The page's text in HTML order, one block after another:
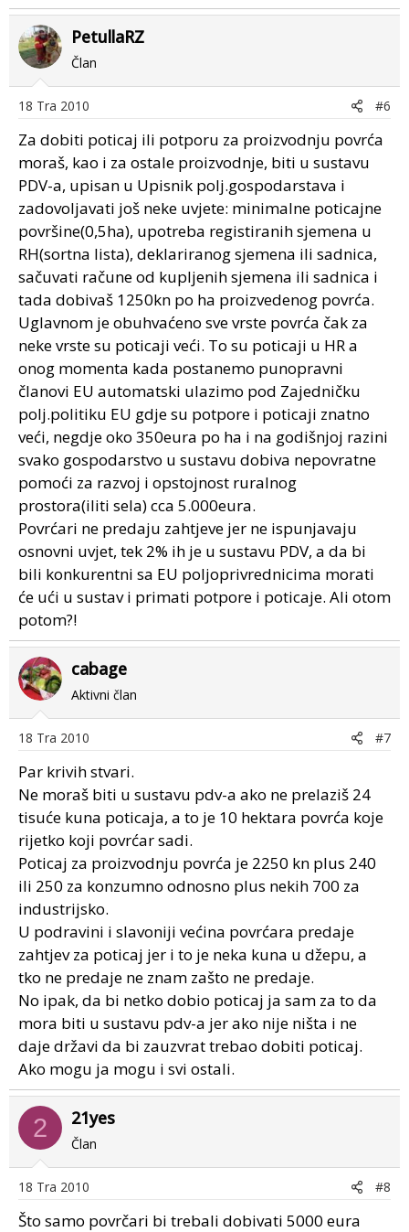
PetullaRZ
Član
18 Tra 2010 #6
Za dobiti poticaj ili potporu za proizvodnju povrća
moraš, kao i za ostale proizvodnje, biti u sustavu
PDV-a, upisan u Upisnik polj.gospodarstava i
zadovoljavati još neke uvjete: minimalne poticajne
površine(0,5ha), upotreba registiranih sjemena u
RH(sortna lista), deklariranog sjemena ili sadnica,
sačuvati račune od kupljenih sjemena ili sadnica i
tada dobivaš 1250kn po ha proizvedenog povrća.
Uglavnom je obuhvaćeno sve vrste povrća čak za
neke vrste su poticaji veći. To su poticaji u HR a
onog momenta kada postanemo punopravni
članovi EU automatski ulazimo pod Zajedničku
polj.politiku EU gdje su potpore i poticaji znatno
veći, negdje oko 350eura po ha i na godišnjoj razini
svako gospodarstvo u sustavu dobiva nepovratne
pomoći za razvoj i opstojnost ruralnog
prostora(iliti sela) cca 5.000eura.
Povrćari ne predaju zahtjeve jer ne ispunjavaju
osnovni uvjet, tek 2% ih je u sustavu PDV, a da bi
bili konkurentni sa EU poljoprivrednicima morati
će ući u sustav i primati potpore i poticaje. Ali otom
potom?!
cabage
Aktivni član
18 Tra 2010 #7
Par krivih stvari.
Ne moraš biti u sustavu pdv-a ako ne prelaziš 24
tisuće kuna poticaja, a to je 10 hektara povrća koje
rijetko koji povrćar sadi.
Poticaj za proizvodnju povrća je 2250 kn plus 240
ili 250 za konzumno odnosno plus nekih 700 za
industrijsko.
U podravini i slavoniji većina povrćara predaje
zahtjev za poticaj jer i to je neka kuna u džepu, a
tko ne predaje ne znam zašto ne predaje.
No ipak, da bi netko dobio poticaj ja sam za to da
mora biti u sustavu pdv-a jer ako nije ništa i ne
daje državi da bi zauzvrat trebao dobiti poticaj.
Ako mogu ja mogu i svi ostali.
2 21yes
Član
18 Tra 2010 #8
Što samo povrčari bi trebali dobivati 5000 eura